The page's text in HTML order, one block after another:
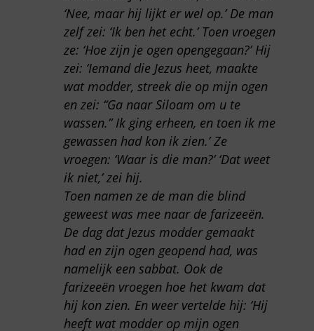
‘Nee, maar hij lijkt er wel op.’ De man
zelf zei: ‘Ik ben het echt.’ Toen vroegen
ze: ‘Hoe zijn je ogen opengegaan?’ Hij
zei: ‘Iemand die Jezus heet, maakte
wat modder, streek die op mijn ogen
en zei: “Ga naar Siloam om u te
wassen.” Ik ging erheen, en toen ik me
gewassen had kon ik zien.’ Ze
vroegen: ‘Waar is die man?’ ‘Dat weet
ik niet,’ zei hij.
Toen namen ze de man die blind
geweest was mee naar de farizeeën.
De dag dat Jezus modder gemaakt
had en zijn ogen geopend had, was
namelijk een sabbat. Ook de
farizeeën vroegen hoe het kwam dat
hij kon zien. En weer vertelde hij: ‘Hij
heeft wat modder op mijn ogen